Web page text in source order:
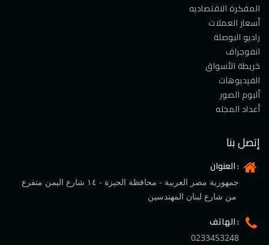
المفكرة الاقتصاديه
أسعار العملات
راديو البوصلة
انفوجراف
خريطة الأسواق
الفيديوهات
ألبوم الصور
أعداد المجله
إتصل بنا
العنوان :
جمهورية مصر العربية - محافظة الجيزة - ١٤ شارع اليمن متفرع
الهاتف :
0233453248